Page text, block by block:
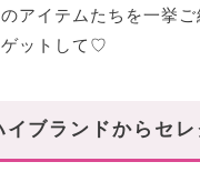
アイテムたちを一挙
ットして♡
ブランドからセレ